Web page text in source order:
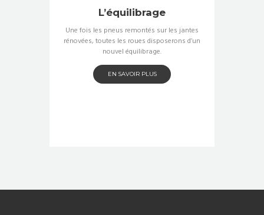
L’équilibrage
Une fois les pneus remontés sur les jantes
rénovées, toutes les roues disposerons d’un
nouvel équilibrage.
EN SAVOIR PLUS